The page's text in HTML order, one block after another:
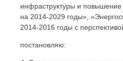
инфраструктуры и
на 2014-2029 годы»,
2014-2016 годы с
постановляю: